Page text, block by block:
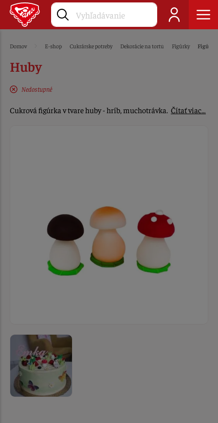
Domov E-shop Cukrárske potreby Dekorácie na tortu Figúrky
Huby
Nedostupné
Cukrová figúrka v tvare huby - hríb, muchotrávka. Čítať viac…